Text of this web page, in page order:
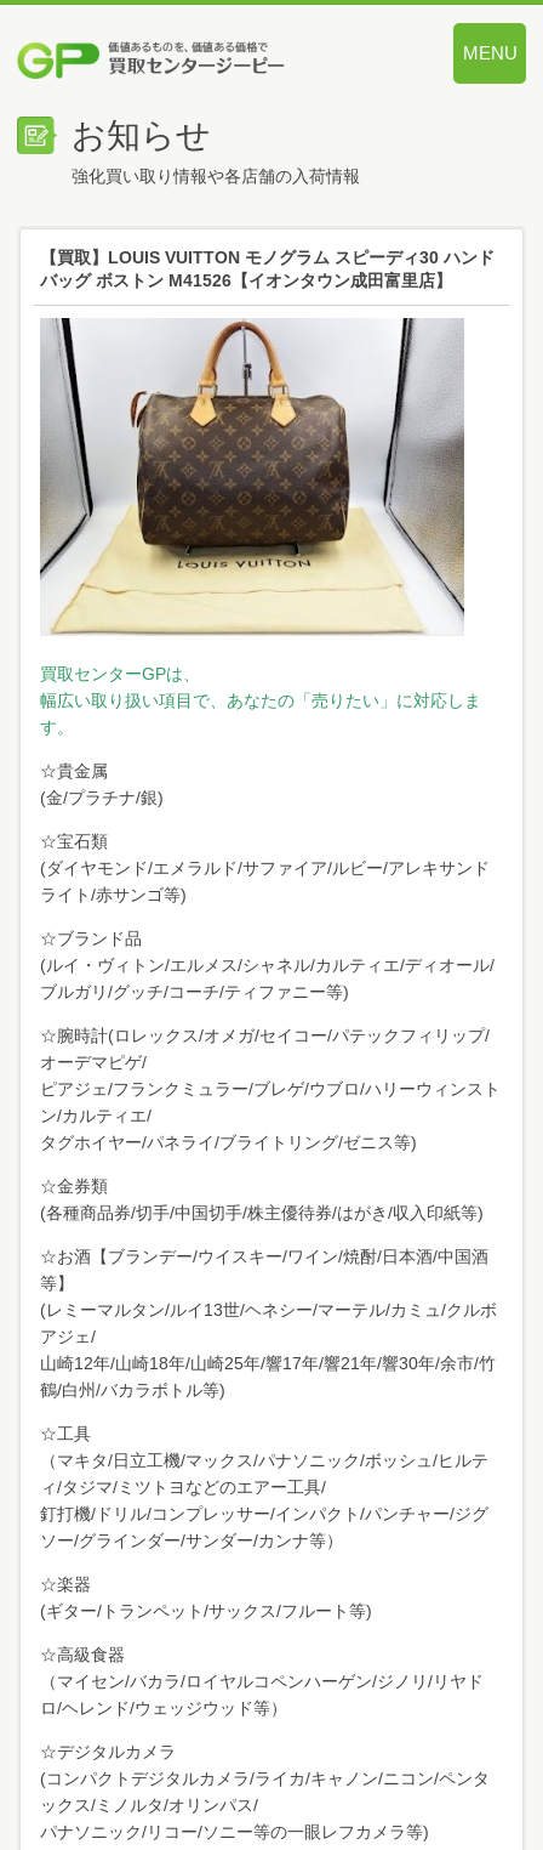
MENU
お知らせ
強化買い取り情報や各店舗の入荷情報
【買取】LOUIS VUITTON モノグラム スピーディ30 ハンド
バッグ ボストン M41526【イオンタウン成田富里店】
買取センターGPは、
幅広い取り扱い項目で、あなたの「売りたい」に対応しま
す。
☆貴金属
(金/プラチナ/銀)
☆宝石類
(ダイヤモンド/エメラルド/サファイア/ルビー/アレキサンド
ライト/赤サンゴ等)
☆ブランド品
(ルイ・ヴィトン/エルメス/シャネル/カルティエ/ディオール/
ブルガリ/グッチ/コーチ/ティファニー等)
☆腕時計(ロレックス/オメガ/セイコー/パテックフィリップ/
オーデマピゲ/
ピアジェ/フランクミュラー/ブレゲ/ウブロ/ハリーウィンスト
ン/カルティエ/
タグホイヤー/パネライ/ブライトリング/ゼニス等)
☆金券類
(各種商品券/切手/中国切手/株主優待券/はがき/収入印紙等)
☆お酒【ブランデー/ウイスキー/ワイン/焼酎/日本酒/中国酒
等】
(レミーマルタン/ルイ13世/ヘネシー/マーテル/カミュ/クルボ
アジェ/
山崎12年/山崎18年/山崎25年/響17年/響21年/響30年/余市/竹
鶴/白州/バカラボトル等)
☆工具
（マキタ/日立工機/マックス/パナソニック/ボッシュ/ヒルテ
ィ/タジマ/ミツトヨなどのエアー工具/
釘打機/ドリル/コンプレッサー/インパクト/パンチャー/ジグ
ソー/グラインダー/サンダー/カンナ等）
☆楽器
(ギター/トランペット/サックス/フルート等)
☆高級食器
（マイセン/バカラ/ロイヤルコペンハーゲン/ジノリ/リヤド
ロ/ヘレンド/ウェッジウッド等）
☆デジタルカメラ
(コンパクトデジタルカメラ/ライカ/キャノン/ニコン/ペンタ
ックス/ミノルタ/オリンパス/
パナソニック/リコー/ソニー等の一眼レフカメラ等)